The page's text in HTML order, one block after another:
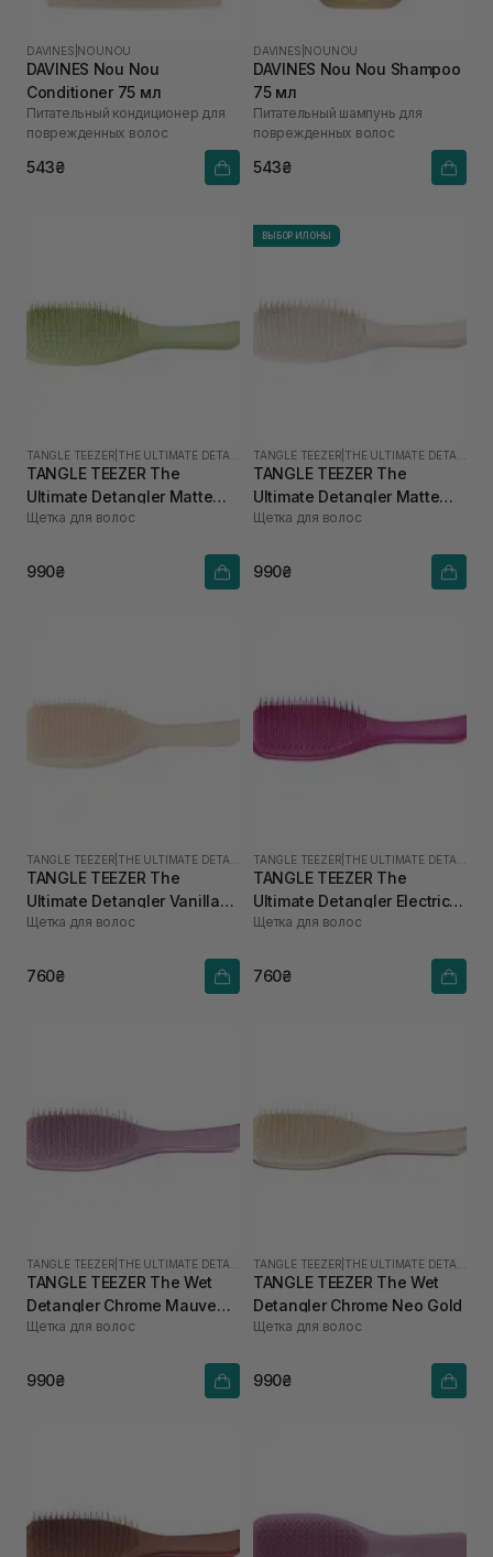
DAVINES NOUNOU
DAVINES Nou Nou
Conditioner 75 мл
Питательный кондиционер для
поврежденных волос
543₴
DAVINES NOUNOU
DAVINES Nou Nou Shampoo
75 мл
Питательный шампунь для
поврежденных волос
543₴
TANGLE TEEZER
TANGLE TEEZER The
Ultimate Detangler Matte
Olive Green
Щетка для волос
990₴
ВЫБОР ИЛОНЫ
TANGLE TEEZER
TANGLE TEEZER The
Ultimate Detangler Matte
Pumice Grey
Щетка для волос
990₴
TANGLE TEEZER
TANGLE TEEZER The
Ultimate Detangler Vanilla
Latte
Щетка для волос
760₴
TANGLE TEEZER
TANGLE TEEZER The
Ultimate Detangler Electric
Raspberry
Щетка для волос
760₴
TANGLE TEEZER
TANGLE TEEZER The Wet
Detangler Chrome Mauve
Copper
Щетка для волос
990₴
TANGLE TEEZER
TANGLE TEEZER The Wet
Detangler Chrome Neo Gold
Щетка для волос
990₴